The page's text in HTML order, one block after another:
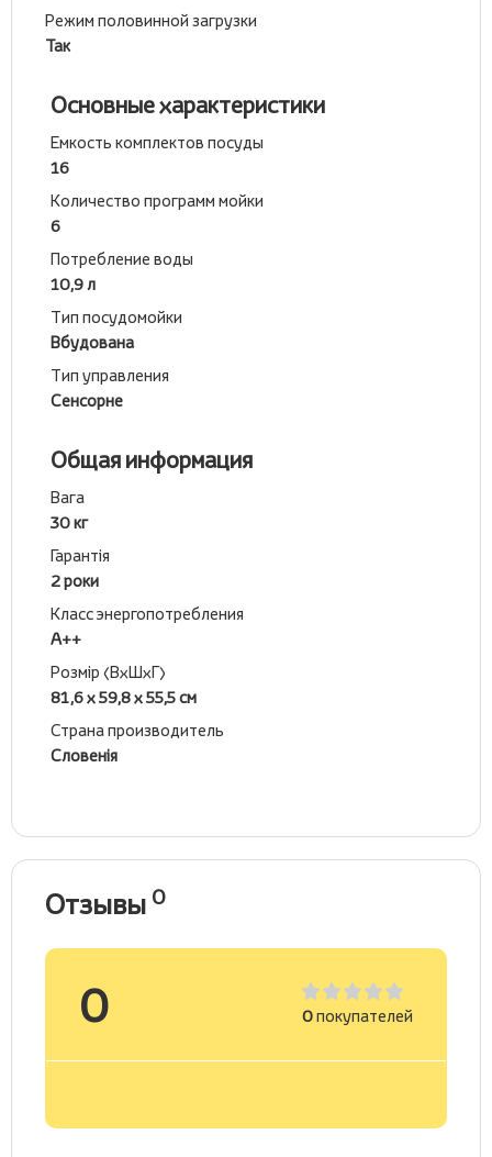
Режим половинной загрузки
Так
Основные характеристики
Емкость комплектов посуды
16
Количество программ мойки
6
Потребление воды
10,9 л
Тип посудомойки
Вбудована
Тип управления
Сенсорне
Общая информация
Вага
30 кг
Гарантія
2 роки
Класс энергопотребления
А++
Розмір (ВхШхГ)
81,6 х 59,8 х 55,5 см
Страна производитель
Словенія
Отзывы 0
0 0покупателей